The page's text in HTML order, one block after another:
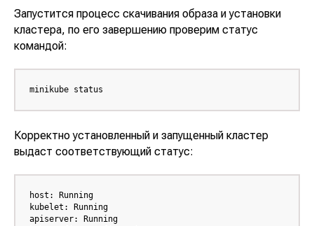
Запустится процесс скачивания образа и установки
кластера, по его завершению проверим статус
командой:
minikube status
Корректно установленный и запущенный кластер
выдаст соответствующий статус:
host: Running
kubelet: Running
apiserver: Running